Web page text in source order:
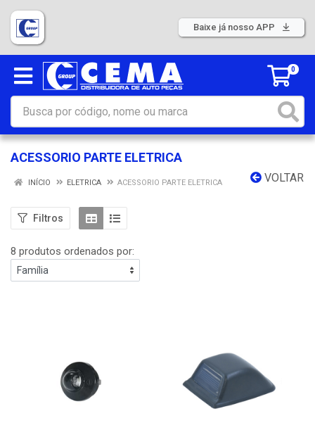
Baixe já nosso APP
0
ACESSORIO PARTE ELETRICA
VOLTAR
INÍCIO ELETRICA ACESSORIO PARTE ELETRICA
Filtros
8 produtos ordenados por: